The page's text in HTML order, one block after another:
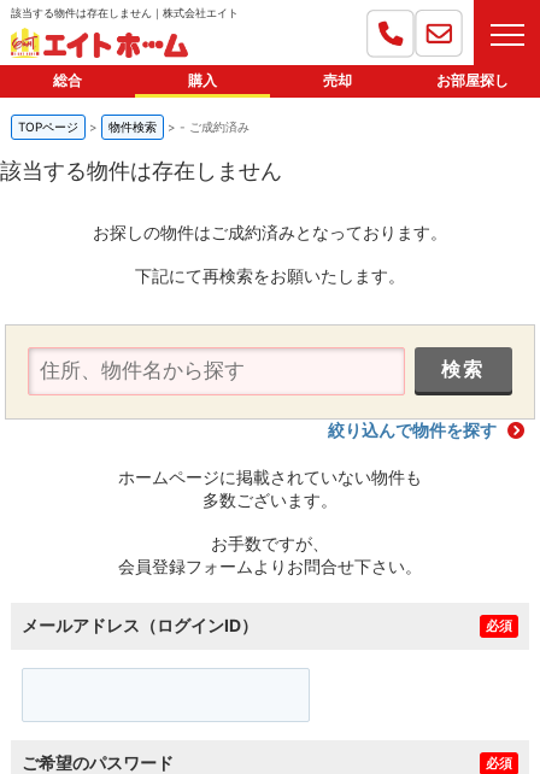
該当する物件は存在しません｜株式会社エイト
総合 購入 売却 お部屋探し
TOPページ 物件検索 - ご成約済み
該当する物件は存在しません
お探しの物件はご成約済みとなっております。
下記にて再検索をお願いたします。
絞り込んで物件を探す
ホームページに掲載されていない物件も
多数ございます。
お手数ですが、
会員登録フォームよりお問合せ下さい。
メールアドレス（ログインID） 必須
ご希望のパスワード 必須